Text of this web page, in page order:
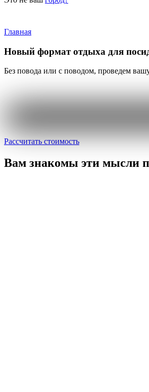
Главная
Новый формат отдыха для
Без повода или с поводом, проведем
Рассчитать стоимость
Вам знакомы эти мысли